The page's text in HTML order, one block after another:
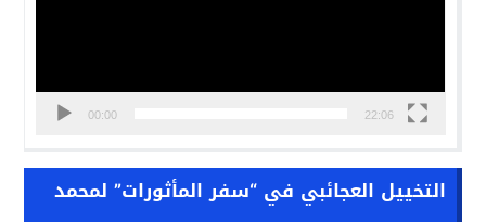
00:00 22:06
التخييل العجائبي في “سفر المأثورات” لمحمد